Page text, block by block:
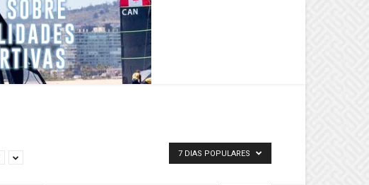
7 DIAS POPULARES